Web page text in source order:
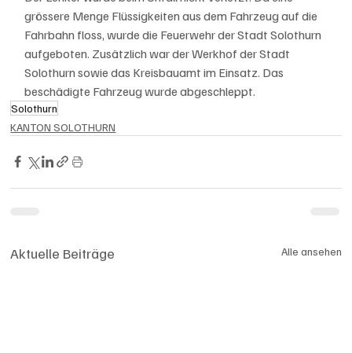
grössere Menge Flüssigkeiten aus dem Fahrzeug auf die
Fahrbahn floss, wurde die Feuerwehr der Stadt Solothurn
aufgeboten. Zusätzlich war der Werkhof der Stadt
Solothurn sowie das Kreisbauamt im Einsatz. Das
beschädigte Fahrzeug wurde abgeschleppt.
Solothurn
KANTON SOLOTHURN
Aktuelle Beiträge Alle ansehen